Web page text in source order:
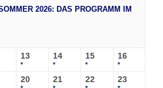
2026: DAS PROGRAMM IM
13 14 15 16
20 21 22 23